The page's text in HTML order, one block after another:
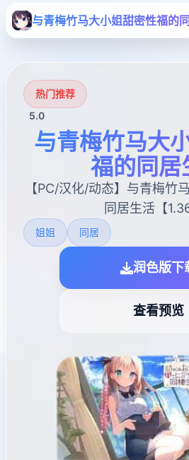
与青梅竹马大小姐甜密性福的
热门推荐
5.0
与青梅竹马大
福的同居
【PC/汉化/动态】与青梅竹
同居生活【
姐姐 同居
润色版下
查看预览